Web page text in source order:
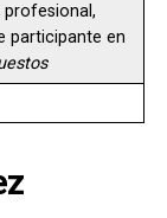
participante en